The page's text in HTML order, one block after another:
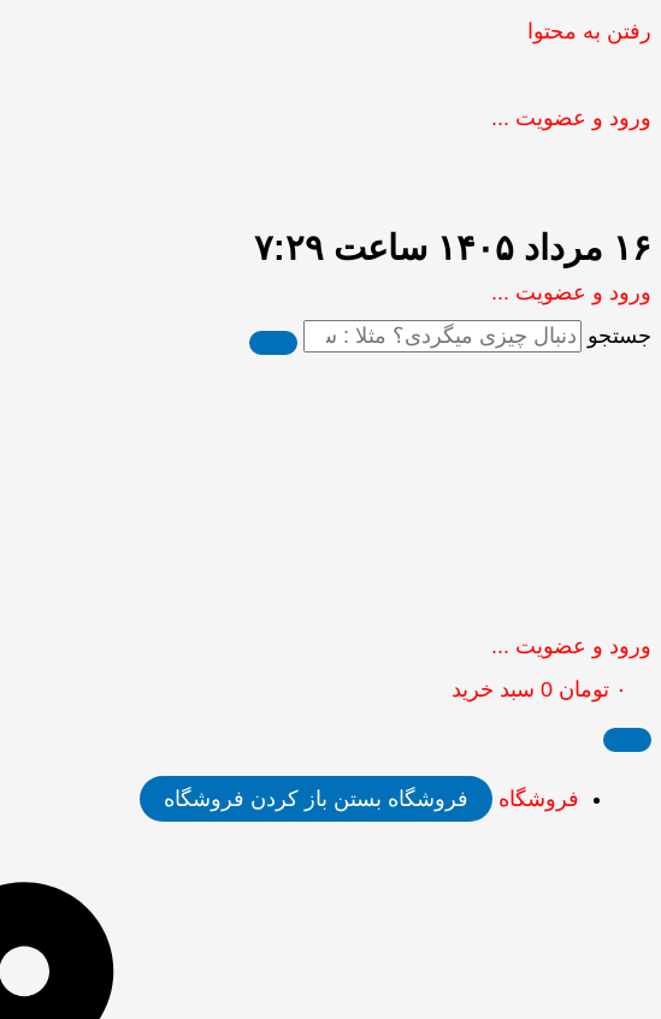
رفتن به محتوا
ورود و عضویت ...
۱۶ مرداد ۱۴۰۵ ساعت ۷:۲۹
ورود و عضویت ...
جستجو
ورود و عضویت ...
۰ تومان 0 سبد خرید
فروشگاه فروشگاه بستن باز کردن فروشگاه